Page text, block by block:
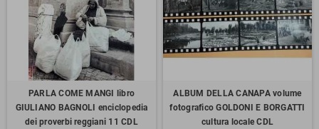
PARLA COME MANGI libro
GIULIANO BAGNOLI enciclopedia
dei proverbi reggiani 11 CDL
ALBUM DELLA CANAPA volume
fotografico GOLDONI E BORGATTI
cultura locale CDL